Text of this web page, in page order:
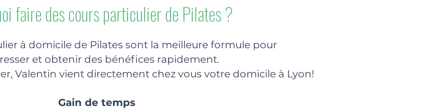
faire des cours particulier de Pilates ?
à domicile de Pilates sont la meilleure formule pour
et obtenir des bénéfices rapidement.
Valentin vient directement chez vous votre domicile à Lyon!
Gain de temps